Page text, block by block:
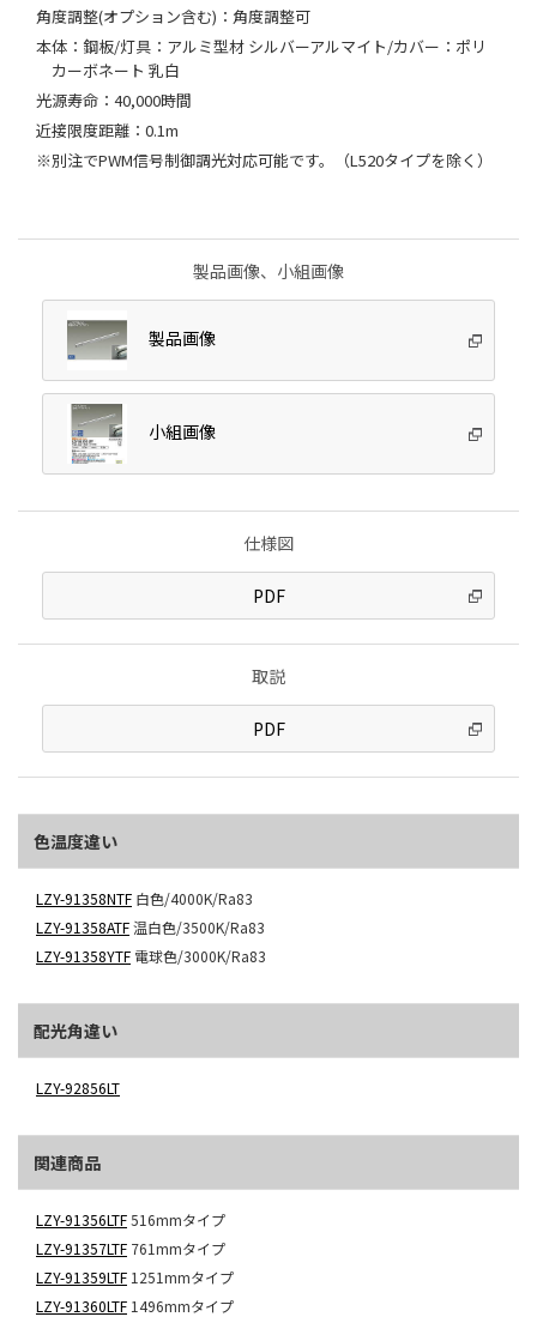
角度調整(オプション含む)：角度調整可
本体：鋼板/灯具：アルミ型材 シルバーアルマイト/カバー：ポリ
カーボネート 乳白
光源寿命：40,000時間
近接限度距離：0.1m
※別注でPWM信号制御調光対応可能です。（L520タイプを除く）
製品画像、小組画像
製品画像
小組画像
仕様図
PDF
取説
PDF
色温度違い
LZY-91358NTF 白色/4000K/Ra83
LZY-91358ATF温白色/3500K/Ra83
LZY-91358YTF 電球色/3000K/Ra83
配光角違い
LZY-92856LT
関連商品
LZY-91356LTF516mmタイプ
LZY-91357LTF 761mmタイプ
LZY-91359LTF 1251mmタイプ
LZY-91360LTF 1496mmタイプ